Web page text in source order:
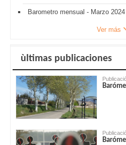
Barometro mensual - Marzo 2024
Ver más
ùltimas publicaciones